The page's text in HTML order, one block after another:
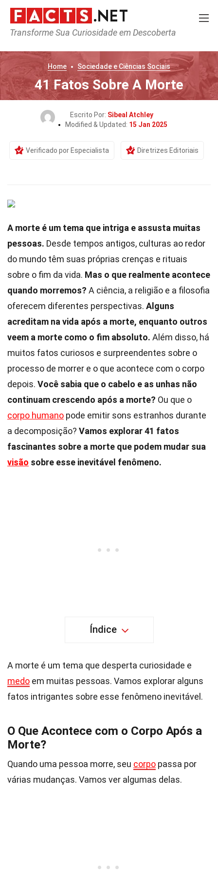
Transforme Sua Curiosidade em Descoberta
Home Sociedade e Ciências Sociais
41 Fatos Sobre A Morte
Escrito Por: Sibeal Atchley
Modified & Updated: 15 Jan 2025
Verificado por Especialista Diretrizes Editoriais
A morte é um tema que intriga e assusta muitas
pessoas. Desde tempos antigos, culturas ao redor
do mundo têm suas próprias crenças e rituais
sobre o fim da vida. Mas o que realmente acontece
quando morremos? A ciência, a religião e a filosofia
oferecem diferentes perspectivas. Alguns
acreditam na vida após a morte, enquanto outros
veem a morte como o fim absoluto. Além disso, há
muitos fatos curiosos e surpreendentes sobre o
processo de morrer e o que acontece com o corpo
depois. Você sabia que o cabelo e as unhas não
continuam crescendo após a morte? Ou que o
corpo humano pode emitir sons estranhos durante
a decomposição? Vamos explorar 41 fatos
fascinantes sobre a morte que podem mudar sua
visão sobre esse inevitável fenômeno.
Índice
A morte é um tema que desperta curiosidade e
medo em muitas pessoas. Vamos explorar alguns
fatos intrigantes sobre esse fenômeno inevitável.
O Que Acontece com o Corpo Após a
Morte?
Quando uma pessoa morre, seu corpo passa por
várias mudanças. Vamos ver algumas delas.